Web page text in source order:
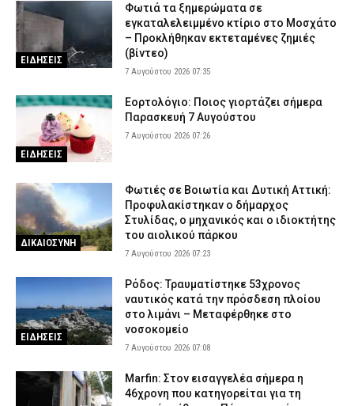
ΕΙΔΗΣΕΙΣ
Φωτιά τα ξημερώματα σε
εγκαταλελειμμένο κτίριο στο Μοσχάτο
– Προκλήθηκαν εκτεταμένες ζημιές
(βίντεο)
7 Αυγούστου 2026 07:35
ΕΙΔΗΣΕΙΣ
Εορτολόγιο: Ποιος γιορτάζει σήμερα
Παρασκευή 7 Αυγούστου
7 Αυγούστου 2026 07:26
ΔΙΚΑΙΟΣΥΝΗ
Φωτιές σε Βοιωτία και Δυτική Αττική:
Προφυλακίστηκαν ο δήμαρχος
Στυλίδας, ο μηχανικός και ο ιδιοκτήτης
του αιολικού πάρκου
7 Αυγούστου 2026 07:23
ΕΙΔΗΣΕΙΣ
Ρόδος: Τραυματίστηκε 53χρονος
ναυτικός κατά την πρόσδεση πλοίου
στο λιμάνι – Μεταφέρθηκε στο
νοσοκομείο
7 Αυγούστου 2026 07:08
Marfin: Στον εισαγγελέα σήμερα η
46χρονη που κατηγορείται για τη